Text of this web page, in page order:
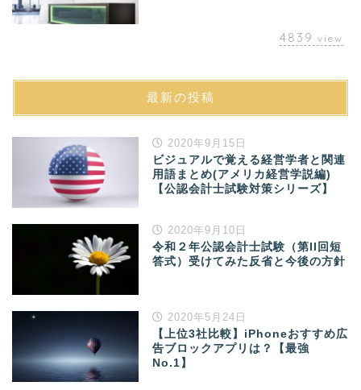
4839 view
最新の投稿
2020年9月15日
ビジュアルで覚える経営学者と関連
用語まとめ(アメリカ経営学説編)
【公認会計士試験対策シリーズ】
2020年9月10日
令和２年公認会計士試験（第II回短
答式）受けてみた反省と今後の方針
2020年5月24日
【上位3社比較】iPhoneおすすめ広
告ブロックアプリは？【最強
No.1】